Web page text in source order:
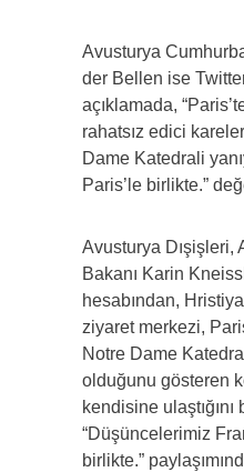
Avusturya
der Bellen ise
açıklamada,
rahatsız edici
Dame Katedrali
Paris’le birlikte.”
Avusturya Dışişleri,
Bakanı Karin
hesabından,
ziyaret merkezi,
Notre Dame
olduğunu gösteren
kendisine ulaştığını
“Düşüncelerimiz
birlikte.”